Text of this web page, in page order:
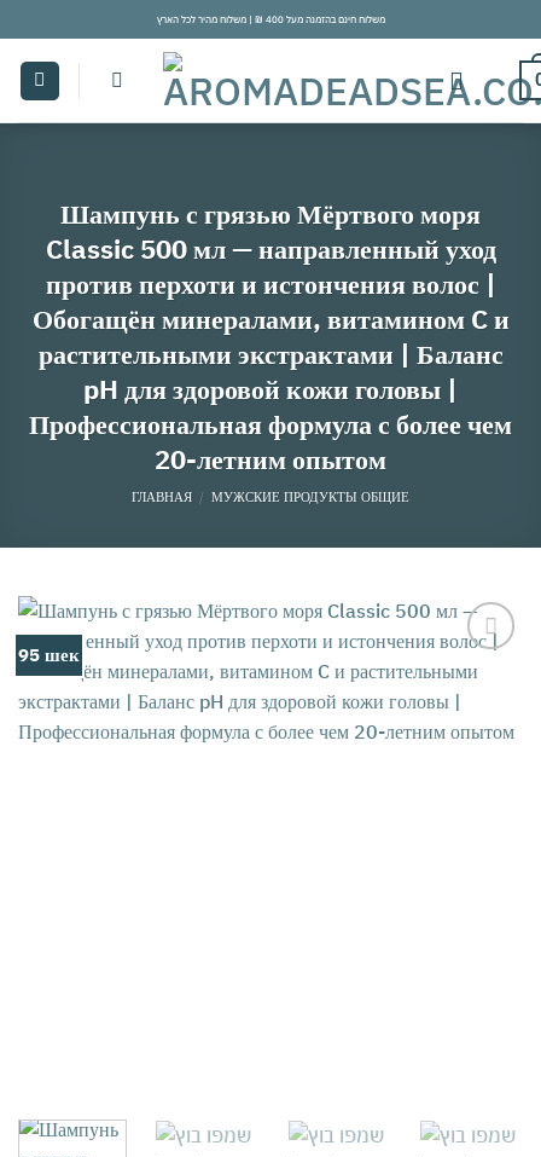
to
content
משלוח חינם בהזמנה מעל 400 ₪ | משלוח מהיר לכל הארץ
Шампунь с грязью Мёртвого моря
Classic 500 мл — направленный уход
против перхоти и истончения волос |
Обогащён минералами, витамином C и
растительными экстрактами | Баланс
pH для здоровой кожи головы |
Профессиональная формула с более чем
20-летним опытом
ГЛАВНАЯ / МУЖСКИЕ ПРОДУКТЫ ОБЩИЕ
95 шек
אהבתי